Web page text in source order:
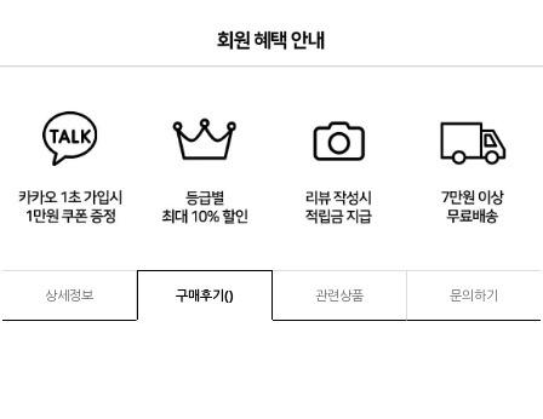
상세정보 구매후기() 관련상품 문의하기